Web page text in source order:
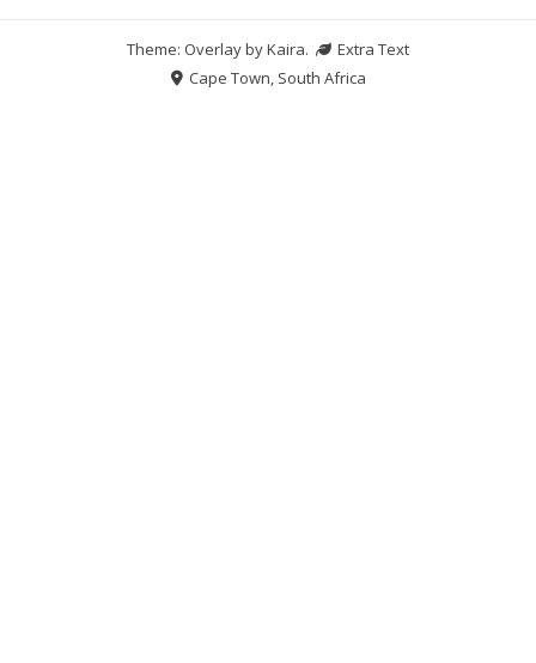
Theme: Overlay byKaira.
Extra Text
Cape Town, South Africa